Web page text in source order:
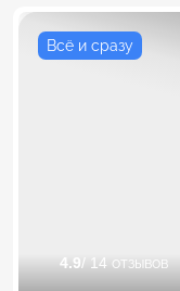
Всё и сразу
4.9 / 14 отзывов